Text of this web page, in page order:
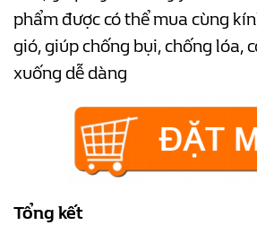
phẩm được có thể mua cùng
gió, giúp chống bụi, chống lóa,
xuống dễ dàng
Tổng kết